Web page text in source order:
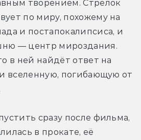
творением. Стрелок
по миру, похожему на
и постапокалипсиса, и
— центр мироздания.
в ней найдёт ответ на
вселенную, погибающую от
сразу после фильма,
в прокате, её